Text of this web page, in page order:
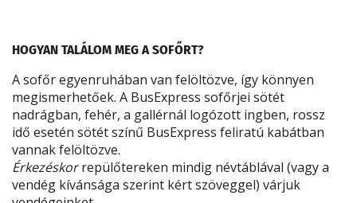
HOGYAN TALÁLOM MEG A SOFŐRT?
A sofőr egyenruhában van felöltözve, így könnyen
megismerhetőek. A BusExpress sofőrjei sötét
nadrágban, fehér, a gallérnál logózott ingben, rossz
idő esetén sötét színű BusExpress feliratú kabátban
vannak felöltözve.
Érkezéskorrepülőtereken mindig névtáblával (vagy a
vendég kívánsága szerint kért szöveggel) várjuk